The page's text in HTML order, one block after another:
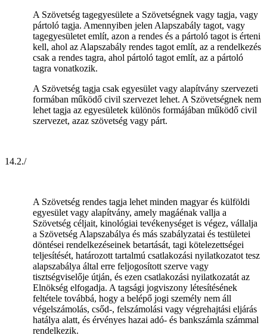
A Szövetség tagegyesülete a Szövetségnek vagy tagja, vagy
pártoló tagja. Amennyiben jelen Alapszabály tagot, vagy
tagegyesületet említ, azon a rendes és a pártoló tagot is érteni
kell, ahol az Alapszabály rendes tagot említ, az a rendelkezés
csak a rendes tagra, ahol pártoló tagot említ, az a pártoló
tagra vonatkozik.
A Szövetség tagja csak egyesület vagy alapítvány szervezeti
formában működő civil szervezet lehet. A Szövetségnek nem
lehet tagja az egyesületek különös formájában működő civil
szervezet, azaz szövetség vagy párt.
14.2./
A Szövetség rendes tagja lehet minden magyar és külföldi
egyesület vagy alapítvány, amely magáénak vallja a
Szövetség céljait, kinológiai tevékenységet is végez, vállalja
a Szövetség Alapszabálya és más szabályzatai és testületei
döntései rendelkezéseinek betartását, tagi kötelezettségei
teljesítését, határozott tartalmú csatlakozási nyilatkozatot tesz
alapszabálya által erre feljogosított szerve vagy
tisztségviselője útján, és ezen csatlakozási nyilatkozatát az
Elnökség elfogadja. A tagsági jogviszony létesítésének
feltétele továbbá, hogy a belépő jogi személy nem áll
végelszámolás, csőd-, felszámolási vagy végrehajtási eljárás
hatálya alatt, és érvényes hazai adó- és bankszámla számmal
rendelkezik.